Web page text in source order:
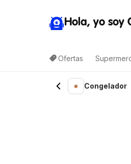
Hola, yo soy
Ofertas
Congelador